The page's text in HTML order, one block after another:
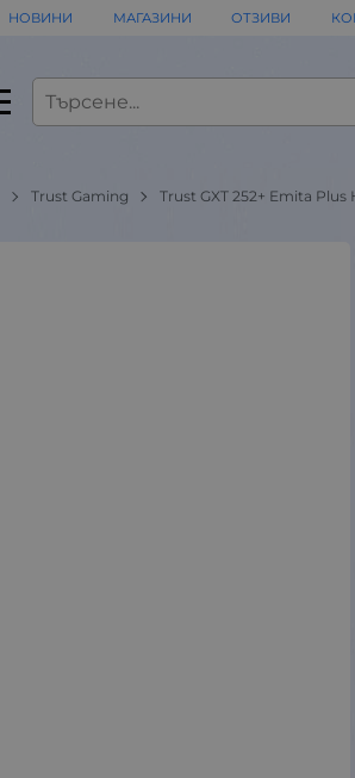
НОВИНИ МАГАЗИНИ ОТЗИВИ
Trust Gaming Trust GXT 252+ Emita